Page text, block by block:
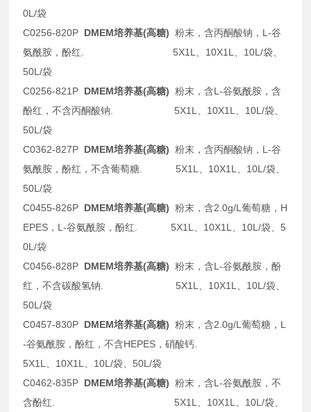
0L/袋
C0256-820P DMEM培养基(高糖) 粉末，含丙酮酸钠，L-谷
氨酰胺，酚红. 5X1L、10X1L、10L/袋、
50L/袋
C0256-821P DMEM培养基(高糖) 粉末，含L-谷氨酰胺，含
酚红，不含丙酮酸钠. 5X1L、10X1L、10L/袋、
50L/袋
C0362-827P DMEM培养基(高糖) 粉末，含丙酮酸钠，L-谷
氨酰胺，酚红，不含葡萄糖. 5X1L、10X1L、10L/袋、
50L/袋
C0455-826P DMEM培养基(高糖) 粉末，含2.0g/L葡萄糖，H
EPES，L-谷氨酰胺，酚红. 5X1L、10X1L、10L/袋、5
0L/袋
C0456-828P DMEM培养基(高糖) 粉末，含L-谷氨酰胺，酚
红，不含碳酸氢钠. 5X1L、10X1L、10L/袋、
50L/袋
C0457-830P DMEM培养基(高糖) 粉末，含2.0g/L葡萄糖，L
-谷氨酰胺，酚红，不含HEPES，硝酸钙.
5X1L、10X1L、10L/袋、50L/袋
C0462-835P DMEM培养基(高糖) 粉末，含L-谷氨酰胺，不
含酚红. 5X1L、10X1L、10L/袋、